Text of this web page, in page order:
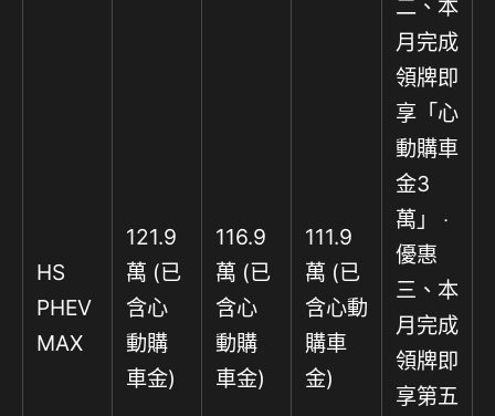
HS
PHEV
MAX
121.9
萬 (已
含心
動購
車金)
116.9
萬 (已
含心
動購
車金)
111.9
萬 (已
含心動
購車
金)
二、本
月完成
領牌即
享「心
動購車
金3
萬」 ‧
優惠
三、本
月完成
領牌即
享第五